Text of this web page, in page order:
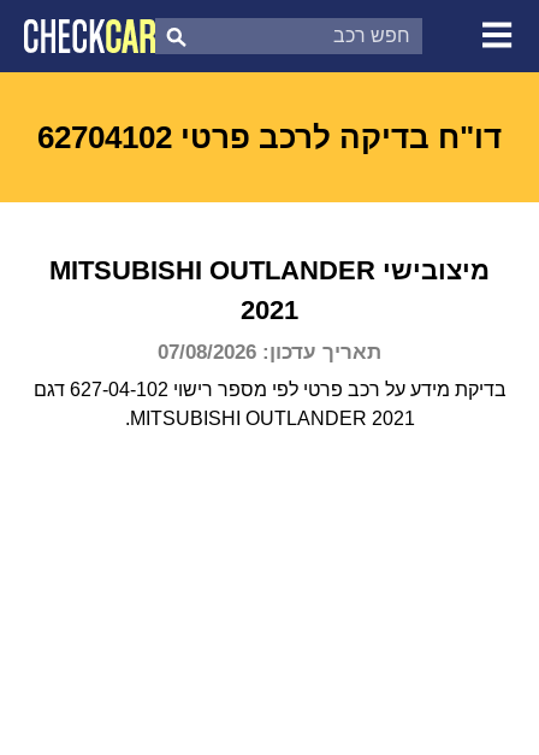
צ'ק קאר
דוח בדיקת רכב
דו"ח בדיקה לרכב פרטי 62704102
מיצובישי MITSUBISHI OUTLANDER
2021
תאריך עדכון: 07/08/2026
בדיקת מידע על רכב פרטי לפי מספר רישוי 627-04-102 דגם
MITSUBISHI OUTLANDER 2021.